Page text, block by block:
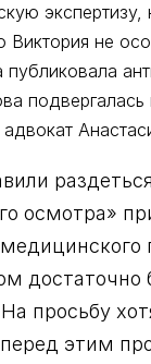
экспертизу,
Виктория не
публиковала
подвергалась
осмотра»
достаточно
просьбу
этим